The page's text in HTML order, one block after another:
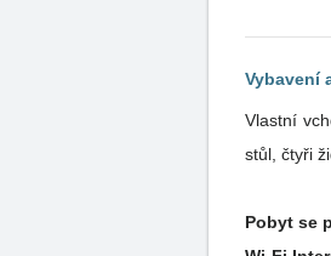
Vybavení
Vlastní
stůl, čtyři
Pobyt se